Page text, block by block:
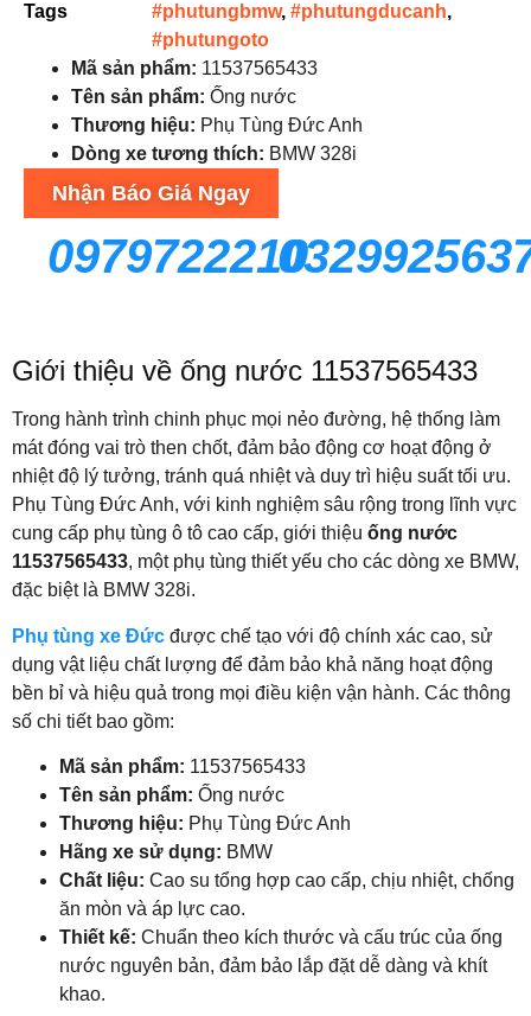
Tags
#phutungbmw, #phutungducanh,
#phutungoto
Mã sản phẩm: 11537565433
Tên sản phẩm: Ống nước
Thương hiệu: Phụ Tùng Đức Anh
Dòng xe tương thích: BMW 328i
Nhận Báo Giá Ngay
0979722210
Giới thiệu về ống nước 11537565433
Trong hành trình chinh phục mọi nẻo đường, hệ thống làm
mát đóng vai trò then chốt, đảm bảo động cơ hoạt động ở
nhiệt độ lý tưởng, tránh quá nhiệt và duy trì hiệu suất tối ưu.
Phụ Tùng Đức Anh, với kinh nghiệm sâu rộng trong lĩnh vực
cung cấp phụ tùng ô tô cao cấp, giới thiệu ống nước
11537565433, một phụ tùng thiết yếu cho các dòng xe BMW,
đặc biệt là BMW 328i.
Phụ tùng xe Đức được chế tạo với độ chính xác cao, sử
dụng vật liệu chất lượng để đảm bảo khả năng hoạt động
bền bỉ và hiệu quả trong mọi điều kiện vận hành. Các thông
số chi tiết bao gồm:
Mã sản phẩm: 11537565433
Tên sản phẩm: Ống nước
Thương hiệu: Phụ Tùng Đức Anh
Hãng xe sử dụng: BMW
Chất liệu: Cao su tổng hợp cao cấp, chịu nhiệt, chống
ăn mòn và áp lực cao.
Thiết kế: Chuẩn theo kích thước và cấu trúc của ống
nước nguyên bản, đảm bảo lắp đặt dễ dàng và khít
khao.